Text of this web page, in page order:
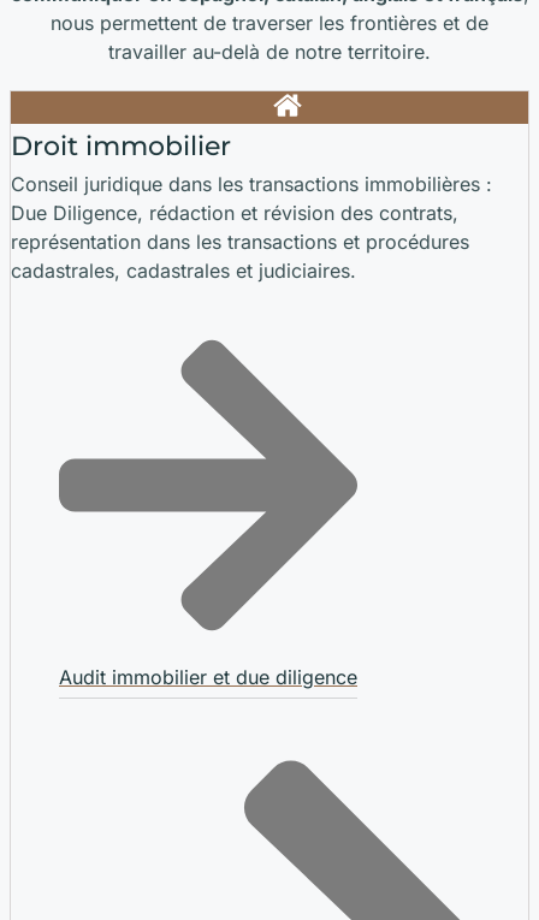
nous permettent de traverser les frontières et de
travailler au-delà de notre territoire.
Droit immobilier
Conseil juridique dans les transactions immobilières :
Due Diligence, rédaction et révision des contrats,
représentation dans les transactions et procédures
cadastrales, cadastrales et judiciaires.
Audit immobilier et due diligence